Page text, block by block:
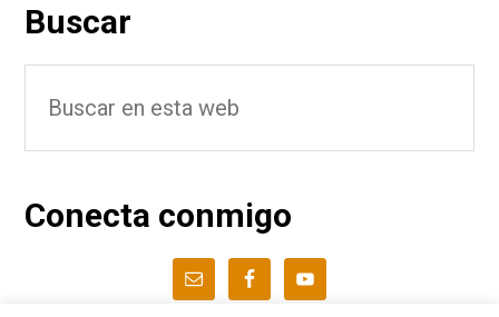
Barra
lateral
principal
Buscar
web
Conecta conmigo